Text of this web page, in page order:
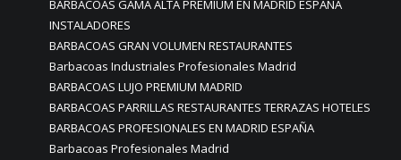
BARBACOAS GAMA ALTA PREMIUM EN MADRID ESPAÑA
INSTALADORES
BARBACOAS GRAN VOLUMEN RESTAURANTES
Barbacoas Industriales Profesionales Madrid
BARBACOAS LUJO PREMIUM MADRID
BARBACOAS PARRILLAS RESTAURANTES TERRAZAS HOTELES
BARBACOAS PROFESIONALES EN MADRID ESPAÑA
Barbacoas Profesionales Madrid